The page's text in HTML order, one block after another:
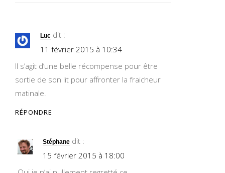
Luc dit :
11 février 2015 à 10:34
Il s’agit d’une belle récompense pour être
sortie de son lit pour affronter la fraicheur
matinale.
RÉPONDRE
Stéphane dit :
15 février 2015 à 18:00